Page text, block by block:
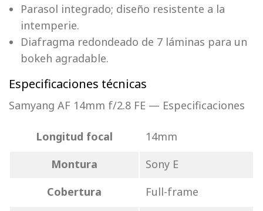
Parasol integrado; diseño resistente a la
intemperie.
Diafragma redondeado de 7 láminas para un
bokeh agradable.
Especificaciones técnicas
Samyang AF 14mm f/2.8 FE — Especificaciones
Longitud focal
14mm
Montura
Sony E
Cobertura
Full-frame